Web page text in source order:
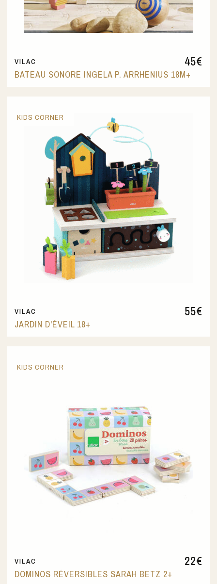
45€
VILAC
BATEAU SONORE INGELA P. ARRHENIUS 18M+
55€
VILAC
JARDIN D'ÉVEIL 18+
KIDS CORNER
22€
VILAC
DOMINOS RÉVERSIBLES SARAH BETZ 2+
KIDS CORNER